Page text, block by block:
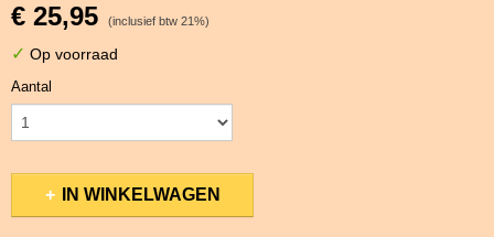
€ 25,95 (inclusief btw 21%)
✓ Op voorraad
Aantal
IN WINKELWAGEN